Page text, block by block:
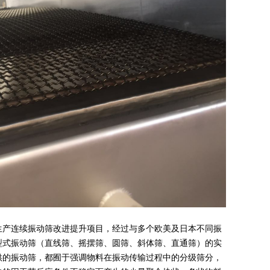
连续振动筛改进提升项目，经过与多个欧美及日本不同振
振动筛（直线筛、摇摆筛、圆筛、斜体筛、直通筛）的实
振动筛，都囿于强调物料在振动传输过程中的分级筛分，